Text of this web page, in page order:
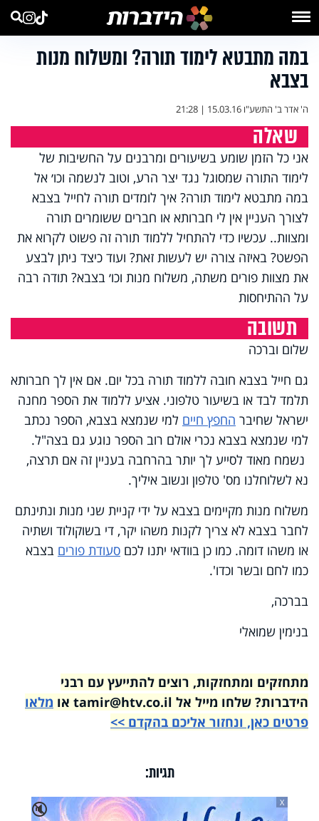
במה מתבטא לימוד תורה? ומשלוח מנות
בצבא
ה' אדר ב' התשע"ו 15.03.16 | 21:28
שאלה
אני כל הזמן שומע בשיעורים ומרבנים על החשיבות של
לימוד התורה שמסוגל נגד יצר הרע, וטוב לנשמה וכו׳ אל
במה מתבטא לימוד תורה? איך לומדים תורה לחייל בצבא
לצורך העניין אין לי חברותא או חברים ששומרים תורה
ומצוות.. עכשיו כדי להתחיל ללמוד תורה זה פשוט לקרוא את
הפשט? באיזה צורה יש לעשות זאת? ועוד כיצד ניתן לבצע
את מצוות פורים משתה, משלוח מנות וכו׳ בצבא? תודה רבה
על ההתיחסות
תשובה
שלום וברכה
גם חייל בצבא חובה ללמוד תורה בכל יום. אם אין לך חברותא
תלמד לבד או בשיעור טלפוני. אציע ללמוד את הספר מחנה
ישראל שחיבר החפץ חיים למי שנמצא בצבא, הספר נכתב
למי שנמצא בצבא נכרי אולם רוב הספר נוגע גם בצה"ל.
נשמח מאוד לסייע לך יותר בהרחבה בעניין זה אם תרצה,
נא לשלוחלנו מס' טלפון ונשוב איליך.
משלוח מנות מקיימים בצבא על ידי קניית שני מנות ונתינתם
לחבר בצבא לא צריך לקנות משהו יקר, די בשוקולוד ושתיה
או משהו דומה. כמו כן בוודאי יתנו לכם סעודת פורים בצבא
כמו לחם ובשר וכדו'.
בברכה,
בנימין שמואלי
מתחזקים ומתחזקות, רוצים להתייעץ עם רבני
הידברות? שלחו מייל אל tamir@htv.co.il או
מלאו
פרטים כאן, ונחזור אליכם בהקדם >>
תגיות:
🔇
X